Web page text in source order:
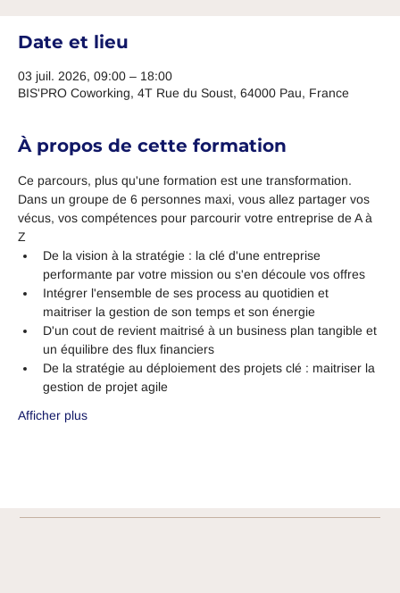
Date et lieu
03 juil. 2026, 09:00 – 18:00
BIS'PRO Coworking, 4T Rue du Soust, 64000 Pau, France
À propos de cette formation
Ce parcours, plus qu'une formation est une transformation.
Dans un groupe de 6 personnes maxi, vous allez partager vos
vécus, vos compétences pour parcourir votre entreprise de A à
Z
De la vision à la stratégie : la clé d'une entreprise
performante par votre mission ou s'en découle vos offres
Intégrer l'ensemble de ses process au quotidien et
maitriser la gestion de son temps et son énergie
D'un cout de revient maitrisé à un business plan tangible et
un équilibre des flux financiers
De la stratégie au déploiement des projets clé : maitriser la
gestion de projet agile
Afficher plus